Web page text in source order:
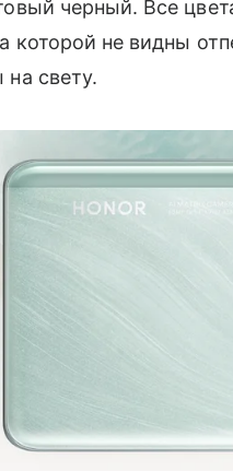
черный. Все
которой не видны
на свету.